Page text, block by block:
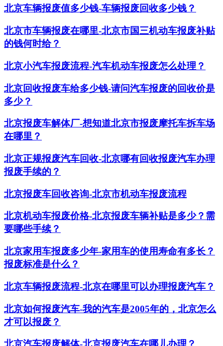
北京车辆报废值多少钱-车辆报废回收多少钱？
北京市车辆报废在哪里-北京市国三机动车报废补贴
的钱何时给？
北京小汽车报废流程-汽车机动车报废怎么处理？
北京回收报废车给多少钱-请问汽车报废的回收价是
多少？
北京报废车解体厂-想知道北京市报废摩托车拆车场
在哪里？
北京正规报废汽车回收-北京哪有回收报废汽车办理
报废手续的？
北京报废车回收咨询-北京市机动车报废流程
北京机动车报废价格-北京报废车辆补贴是多少？需
要哪些手续？
北京家用车报废多少年-家用车的使用寿命有多长？
报废标准是什么？
北京车辆报废流程-北京在哪里可以办理报废汽车？
北京如何报废汽车-我的汽车是2005年的，北京怎么
才可以报废？